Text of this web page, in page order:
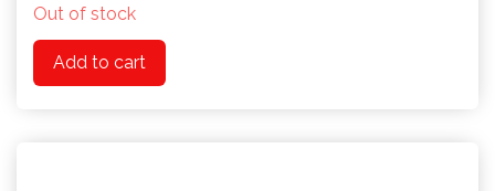
Out of stock
Add to cart